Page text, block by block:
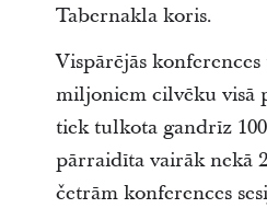
Tabernakla koris.
Vispārējās
miljoniem cilvēku visā
tiek tulkota gandrīz
pārraidīta vairāk nekā
četrām konferences